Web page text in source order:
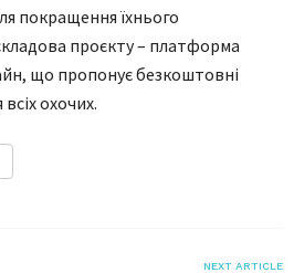
покращення їхнього
проєкту – платформа
що пропонує безкоштовні
охочих.
NEXT ARTICLE